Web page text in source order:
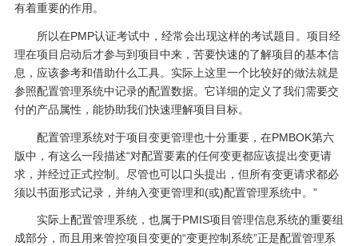
有着重要的作用。
所以在PMP认证考试中，经常会出现这样的考试题目。项目经
理在项目启动后才参与到项目中来，苦要快速的了解项目的基本信
息，应该参考和借助什么工具。实际上这里一个比较好的做法就是
参照配置管理系统中记录的配置数据。它详细的定义了我们需要交
付的产品属性，能协助我们快速理解项目目标。
配置管理系统对于项目变更管理也十分重要，在PMBOK第六
版中，有这么一段描述“对配置要素的任何变更都应该提出变更请
求，并经过正式控制。尽管也可以口头提出，但所有变更请求都必
须以书面形式记录，并纳入变更管理和(或)配置管理系统中。”
实际上配置管理系统，也属于PMIS项目管理信息系统的重要组
成部分，而且用来管控项目变更的“变更控制系统”正是配置管理系